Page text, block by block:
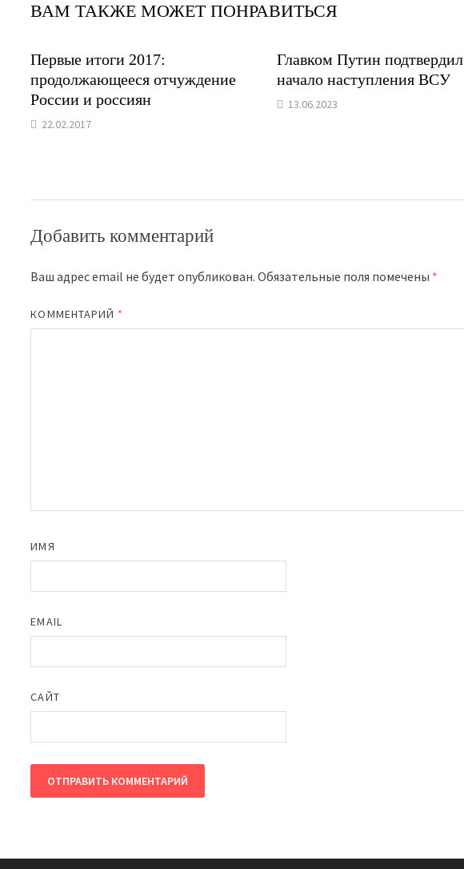
ВАМ ТАКЖЕ МОЖЕТ ПОНРАВИТЬСЯ
Первые итоги 2017:
продолжающееся отчуждение
России и россиян
22.02.2017
Главком Путин подтвердил
начало наступления ВСУ
13.06.2023
Добавить комментарий
Ваш адрес email не будет опубликован. Обязательные поля помечены *
КОММЕНТАРИЙ *
ИМЯ
EMAIL
САЙТ